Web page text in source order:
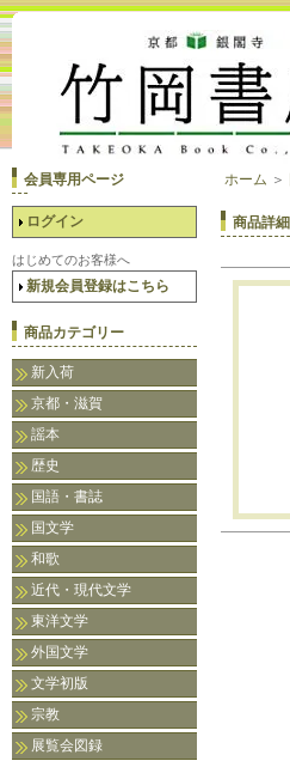
会員専用ページ
ログイン
はじめてのお客様へ
新規会員登録はこちら
商品カテゴリー
新入荷
京都・滋賀
謡本
歴史
国語・書誌
国文学
和歌
近代・現代文学
東洋文学
外国文学
文学初版
宗教
展覧会図録
ホーム ＞
商品詳細